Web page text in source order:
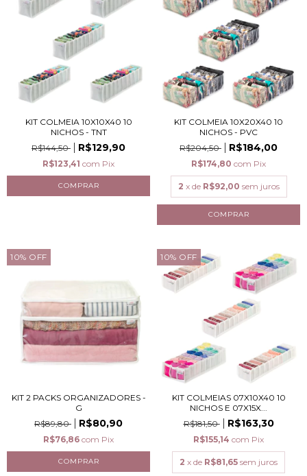
KIT COLMEIA 10X10X40 10
NICHOS - TNT
R$144,50
R$129,90
R$123,41 com Pix
KIT COLMEIA 10X20X40 10
NICHOS - PVC
R$204,50
R$184,00
R$174,80 com Pix
2 x de R$92,00 sem juros
10% OFF
KIT 2 PACKS ORGANIZADORES -
G
R$89,80
R$80,90
R$76,86 com Pix
10% OFF
KIT COLMEIAS 07X10X40 10
NICHOS E 07X15X...
R$181,50
R$163,30
R$155,14 com Pix
2 x de R$81,65 sem juros